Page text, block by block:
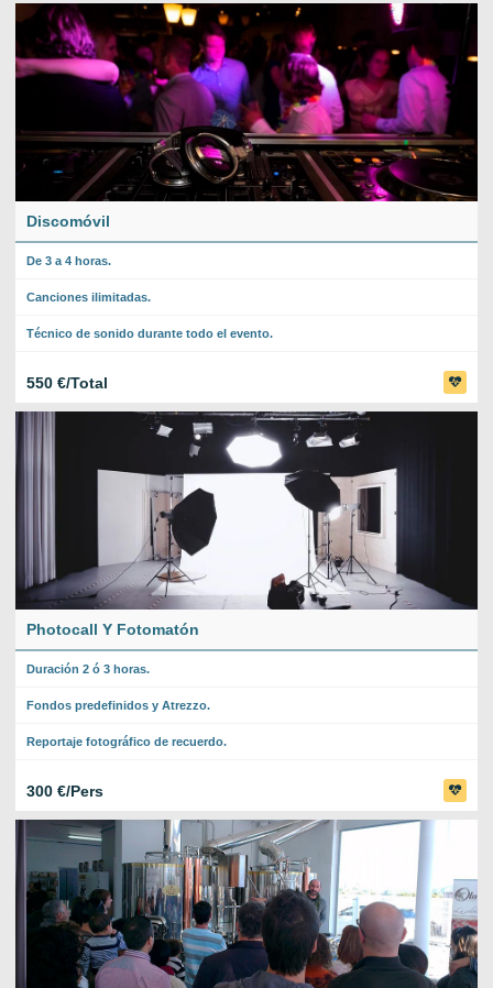
Discomóvil
De 3 a 4 horas.
Canciones ilimitadas.
Técnico de sonido durante todo el evento.
550 €/Total
Photocall Y Fotomatón
Duración 2 ó 3 horas.
Fondos predefinidos y Atrezzo.
Reportaje fotográfico de recuerdo.
300 €/Pers